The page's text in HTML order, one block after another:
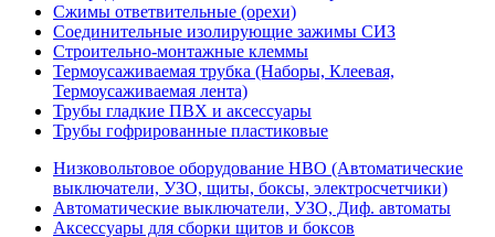
Сжимы ответвительные (орехи)
Соединительные изолирующие зажимы СИЗ
Строительно-монтажные клеммы
Термоусаживаемая трубка (Наборы, Клеевая,
Термоусаживаемая лента)
Трубы гладкие ПВХ и аксессуары
Трубы гофрированные пластиковые
Низковольтовое оборудование НВО (Автоматические
выключатели, УЗО, щиты, боксы, электросчетчики)
Автоматические выключатели, УЗО, Диф. автоматы
Аксессуары для сборки щитов и боксов